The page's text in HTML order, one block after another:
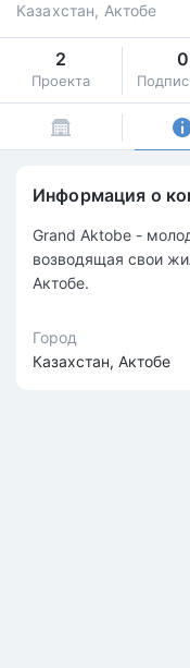
Казахстан, Актобе
2
Проекта
0
Информация о
Grand Aktobe -
возводящая свои
Актобе.
Город
Казахстан, Актобе